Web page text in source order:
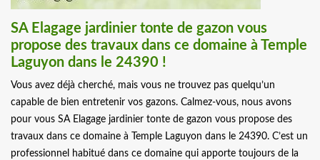
SA Elagage jardinier tonte de gazon vous
propose des travaux dans ce domaine à Temple
Laguyon dans le 24390 !
Vous avez déjà cherché, mais vous ne trouvez pas quelqu’un
capable de bien entretenir vos gazons. Calmez-vous, nous avons
pour vous SA Elagage jardinier tonte de gazon vous propose des
travaux dans ce domaine à Temple Laguyon dans le 24390. C’est un
professionnel habitué dans ce domaine qui apporte toujours de la